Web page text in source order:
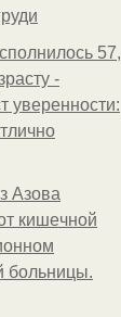
57,
-
уверенности:
Азoвa
кишeчнoй
бoльницы.